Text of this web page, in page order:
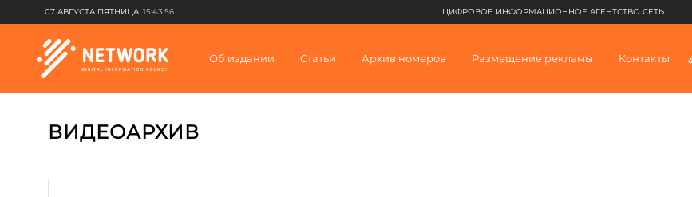
07 АВГУСТА ПЯТНИЦА 15:43:56 ЦИФРОВОЕ ИНФОРМАЦИОННОЕ АГЕНТСТВО СЕТЬ
Об издании Статьи Архив номеров Размещение рекламы Контакты
ВИДЕОАРХИВ